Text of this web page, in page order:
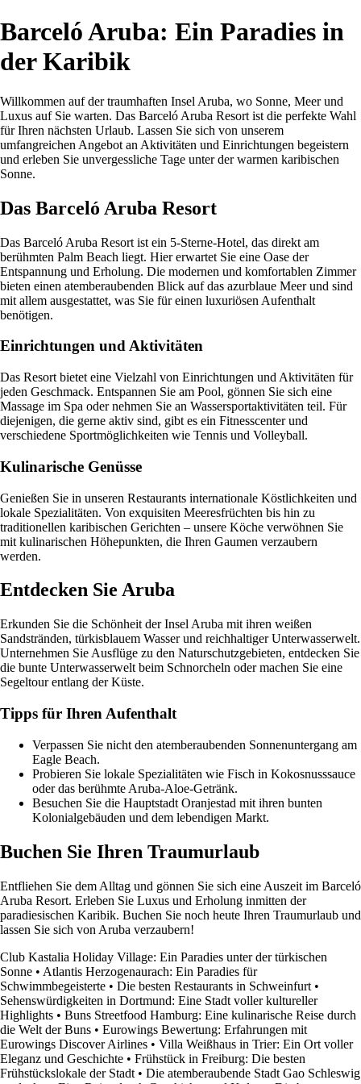
Barceló Aruba: Ein Paradies in
der Karibik
Willkommen auf der traumhaften Insel Aruba, wo Sonne, Meer und
Luxus auf Sie warten. Das Barceló Aruba Resort ist die perfekte Wahl
für Ihren nächsten Urlaub. Lassen Sie sich von unserem
umfangreichen Angebot an Aktivitäten und Einrichtungen begeistern
und erleben Sie unvergessliche Tage unter der warmen karibischen
Sonne.
Das Barceló Aruba Resort
Das Barceló Aruba Resort ist ein 5-Sterne-Hotel, das direkt am
berühmten Palm Beach liegt. Hier erwartet Sie eine Oase der
Entspannung und Erholung. Die modernen und komfortablen Zimmer
bieten einen atemberaubenden Blick auf das azurblaue Meer und sind
mit allem ausgestattet, was Sie für einen luxuriösen Aufenthalt
benötigen.
Einrichtungen und Aktivitäten
Das Resort bietet eine Vielzahl von Einrichtungen und Aktivitäten für
jeden Geschmack. Entspannen Sie am Pool, gönnen Sie sich eine
Massage im Spa oder nehmen Sie an Wassersportaktivitäten teil. Für
diejenigen, die gerne aktiv sind, gibt es ein Fitnesscenter und
verschiedene Sportmöglichkeiten wie Tennis und Volleyball.
Kulinarische Genüsse
Genießen Sie in unseren Restaurants internationale Köstlichkeiten und
lokale Spezialitäten. Von exquisiten Meeresfrüchten bis hin zu
traditionellen karibischen Gerichten – unsere Köche verwöhnen Sie
mit kulinarischen Höhepunkten, die Ihren Gaumen verzaubern
werden.
Entdecken Sie Aruba
Erkunden Sie die Schönheit der Insel Aruba mit ihren weißen
Sandstränden, türkisblauem Wasser und reichhaltiger Unterwasserwelt.
Unternehmen Sie Ausflüge zu den Naturschutzgebieten, entdecken Sie
die bunte Unterwasserwelt beim Schnorcheln oder machen Sie eine
Segeltour entlang der Küste.
Tipps für Ihren Aufenthalt
Verpassen Sie nicht den atemberaubenden Sonnenuntergang am
Eagle Beach.
Probieren Sie lokale Spezialitäten wie Fisch in Kokosnusssauce
oder das berühmte Aruba-Aloe-Getränk.
Besuchen Sie die Hauptstadt Oranjestad mit ihren bunten
Kolonialgebäuden und dem lebendigen Markt.
Buchen Sie Ihren Traumurlaub
Entfliehen Sie dem Alltag und gönnen Sie sich eine Auszeit im Barceló
Aruba Resort. Erleben Sie Luxus und Erholung inmitten der
paradiesischen Karibik. Buchen Sie noch heute Ihren Traumurlaub und
lassen Sie sich von Aruba verzaubern!
Club Kastalia Holiday Village: Ein Paradies unter der türkischen
Sonne • Atlantis Herzogenaurach: Ein Paradies für
Schwimmbegeisterte • Die besten Restaurants in Schweinfurt •
Sehenswürdigkeiten in Dortmund: Eine Stadt voller kultureller
Highlights • Buns Streetfood Hamburg: Eine kulinarische Reise durch
die Welt der Buns • Eurowings Bewertung: Erfahrungen mit
Eurowings Discover Airlines • Villa Weißhaus in Trier: Ein Ort voller
Eleganz und Geschichte • Frühstück in Freiburg: Die besten
Frühstückslokale der Stadt • Die atemberaubende Stadt Gao Schleswig